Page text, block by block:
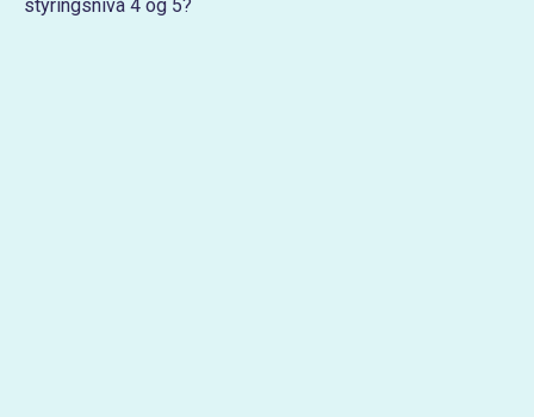
styringsnivå 4 og 5?